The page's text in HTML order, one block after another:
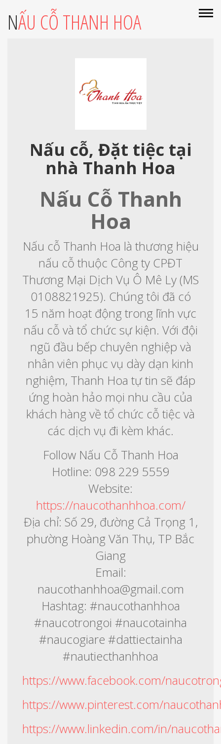
NẤU CỖ THANH HOA
Nấu cỗ, Đặt tiệc tại
nhà Thanh Hoa
Nấu Cỗ Thanh
Hoa
Nấu cỗ Thanh Hoa là thương hiệu
nấu cỗ thuộc Công ty CPĐT
Thương Mại Dịch Vụ Ô Mê Ly (MS
0108821925). Chúng tôi đã có
15 năm hoạt động trong lĩnh vực
nấu cỗ và tổ chức sự kiện. Với đội
ngũ đầu bếp chuyên nghiệp và
nhân viên phục vụ dày dạn kinh
nghiệm, Thanh Hoa tự tin sẽ đáp
ứng hoàn hảo mọi nhu cầu của
khách hàng về tổ chức cỗ tiệc và
các dịch vụ đi kèm khác.
Follow Nấu Cỗ Thanh Hoa
Hotline: 098 229 5559
Website:
https://naucothanhhoa.com/
Địa chỉ: Số 29, đường Cả Trọng 1,
phường Hoàng Văn Thụ, TP Bắc
Giang
Email:
naucothanhhoa@gmail.com
Hashtag: #naucothanhhoa
#naucotrongoi #naucotainha
#naucogiare #dattiectainha
#nautiecthanhhoa
https://www.facebook.com/
https://www.pinterest.com/
https://www.linkedin.com/in/